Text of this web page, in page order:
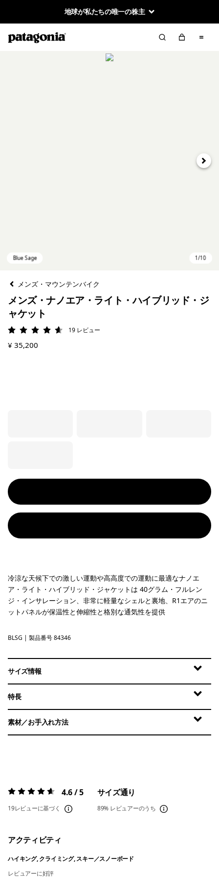
地球が私たちの唯一の株主
次へ
メンズ・マウンテンバイク
メンズ・ナノエア・ライト・ハイブリッド・ジ
ャケット
評価: 4.6 / 5
19 レビュー
¥ 35,200
冷涼な天候下での激しい運動や高高度での運動に最適なナノエ
ア・ライト・ハイブリッド・ジャケットは 40グラム・フルレン
ジ・インサレーション、非常に軽量なシェルと裏地、R1エアのニ
ットパネルが保温性と伸縮性と格別な通気性を提供
Blue Sage
BLSG | 製品番号 84346
サイズ情報
特長
素材／お手入れ方法
評価:4.6 / 5 4.6 / 5
19レビューに基づく
サイズ通り
89% レビュアーのうち
アクティビティ
ハイキング, クライミング, スキー／スノーボード
レビュアーに好評